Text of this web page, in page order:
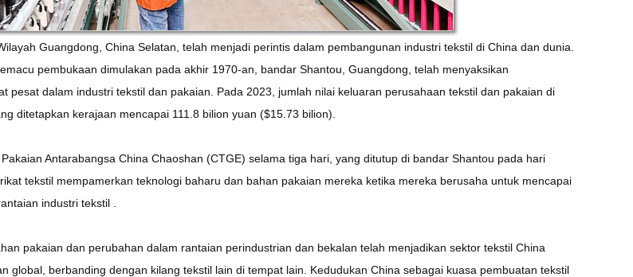
Guangdong, China Selatan, telah menjadi perintis dalam pembangunan industri tekstil di China dan dunia.
pembukaan dimulakan pada akhir 1970-an, bandar Shantou, Guangdong, telah menyaksikan
pesat dalam industri tekstil dan pakaian. Pada 2023, jumlah nilai keluaran perusahaan tekstil dan pakaian di
ditetapkan kerajaan mencapai 111.8 bilion yuan ($15.73 bilion).
Antarabangsa China Chaoshan (CTGE) selama tiga hari, yang ditutup di bandar Shantou pada hari
tekstil mempamerkan teknologi baharu dan bahan pakaian mereka ketika mereka berusaha untuk mencapai
industri tekstil .
pakaian dan perubahan dalam rantaian perindustrian dan bekalan telah menjadikan sektor tekstil China
global, berbanding dengan kilang tekstil lain di tempat lain. Kedudukan China sebagai kuasa pembuatan tekstil